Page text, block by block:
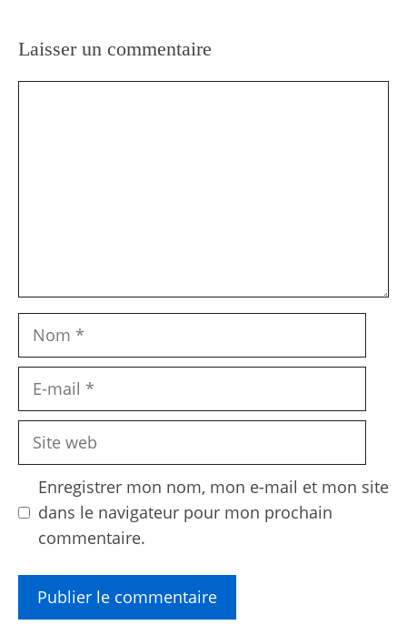
Laisser un commentaire
Nom
Site
Enregistrer mon nom, mon e-mail et mon site
dans le navigateur pour mon prochain
commentaire.